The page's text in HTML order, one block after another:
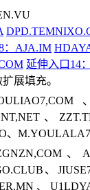
：AJA.IM
延伸入口14
展填充。
、
、
、
、